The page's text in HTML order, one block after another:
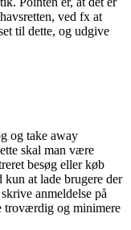
ved fx at
til dette, og udgive
og take away
skal man være
besøg eller køb
kun at lade brugere der
anmeldelse på
troværdig og minimere